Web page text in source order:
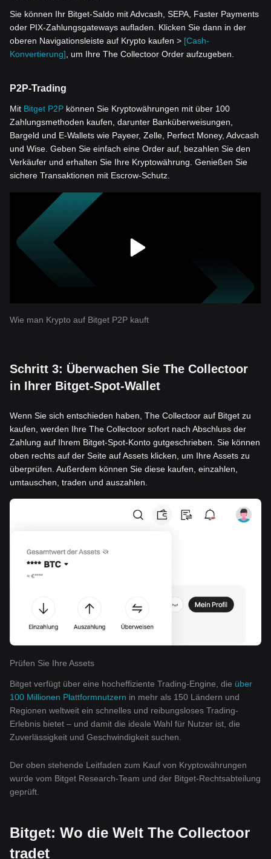
Sie können Ihr Bitget-Saldo mit Advcash, SEPA, Faster Payments
oder PIX-Zahlungsgateways aufladen. Klicken Sie dann in der
oberen Navigationsleiste auf Krypto kaufen > [Cash-
Konvertierung], um Ihre The Collectoor Order aufzugeben.
P2P-Trading
Mit Bitget P2P können Sie Kryptowährungen mit über 100
Zahlungsmethoden kaufen, darunter Banküberweisungen,
Bargeld und E-Wallets wie Payeer, Zelle, Perfect Money, Advcash
und Wise. Geben Sie einfach eine Order auf, bezahlen Sie den
Verkäufer und erhalten Sie Ihre Kryptowährung. Genießen Sie
sichere Transaktionen mit Escrow-Schutz.
Wie man Krypto auf Bitget P2P kauft
Schritt 3: Überwachen Sie The Collectoor
in Ihrer Bitget-Spot-Wallet
Wenn Sie sich entschieden haben, The Collectoor auf Bitget zu
kaufen, werden Ihre The Collectoor sofort nach Abschluss der
Zahlung auf Ihrem Bitget-Spot-Konto gutgeschrieben. Sie können
oben rechts auf der Seite auf Assets klicken, um Ihre Assets zu
überprüfen. Außerdem können Sie diese kaufen, einzahlen,
umtauschen, traden und auszahlen.
Prüfen Sie Ihre Assets
Bitget verfügt über eine hocheffiziente Trading-Engine, die über
100 Millionen Plattformnutzern in mehr als 150 Ländern und
Regionen weltweit ein schnelles und reibungsloses Trading-
Erlebnis bietet – und damit die ideale Wahl für Nutzer ist, die
Zuverlässigkeit und Geschwindigkeit suchen.
Der oben stehende Leitfaden zum Kauf von Kryptowährungen
wurde vom Bitget Research-Team und der Bitget-Rechtsabteilung
geprüft.
Bitget: Wo die Welt The Collectoor
tradet